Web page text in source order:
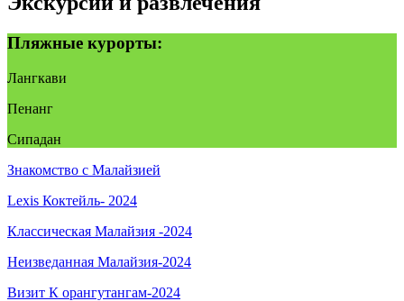
Пляжные курорты:
Лангкави
Пенанг
Сипадан
Знакомство с Малайзией
Lexis Коктейль- 2024
Классическая Малайзия -2024
Неизведанная Малайзия-2024
Визит К орангутангам-2024